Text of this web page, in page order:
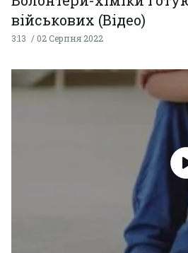
військових (Відео)
3:13 02 Серпня 2022